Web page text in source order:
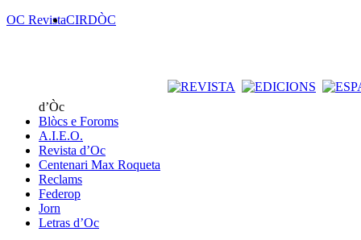
OC RevistaCIRDÒC
d’Òc
Blòcs e Foroms
A.I.E.O.
Revista d’Oc
Centenari Max Roqueta
Reclams
Federop
Jorn
Letras d’Oc